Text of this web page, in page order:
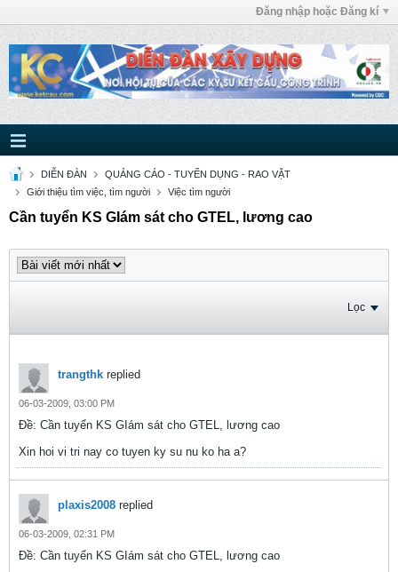
Đăng nhập hoặc Đăng kí
DIỄN ĐÀN
QUẢNG CÁO - TUYỂN DỤNG - RAO VẶT
Giới thiệu tìm việc, tìm người
Việc tìm người
Cần tuyển KS GIám sát cho GTEL, lương cao
Lọc
trangthk replied
06-03-2009, 03:00 PM
Ðề: Cần tuyển KS GIám sát cho GTEL, lương cao
Xin hoi vi tri nay co tuyen ky su nu ko ha a?
plaxis2008 replied
06-03-2009, 02:31 PM
Ðề: Cần tuyển KS GIám sát cho GTEL, lương cao